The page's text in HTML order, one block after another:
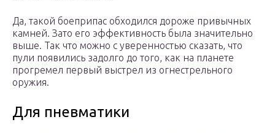
Да, такой боеприпас обходился дороже привычных
камней. Зато его эффективность была значительно
выше. Так что можно с уверенностью сказать, что
пули появились задолго до того, как на планете
прогремел первый выстрел из огнестрельного
оружия.
Для пневматики